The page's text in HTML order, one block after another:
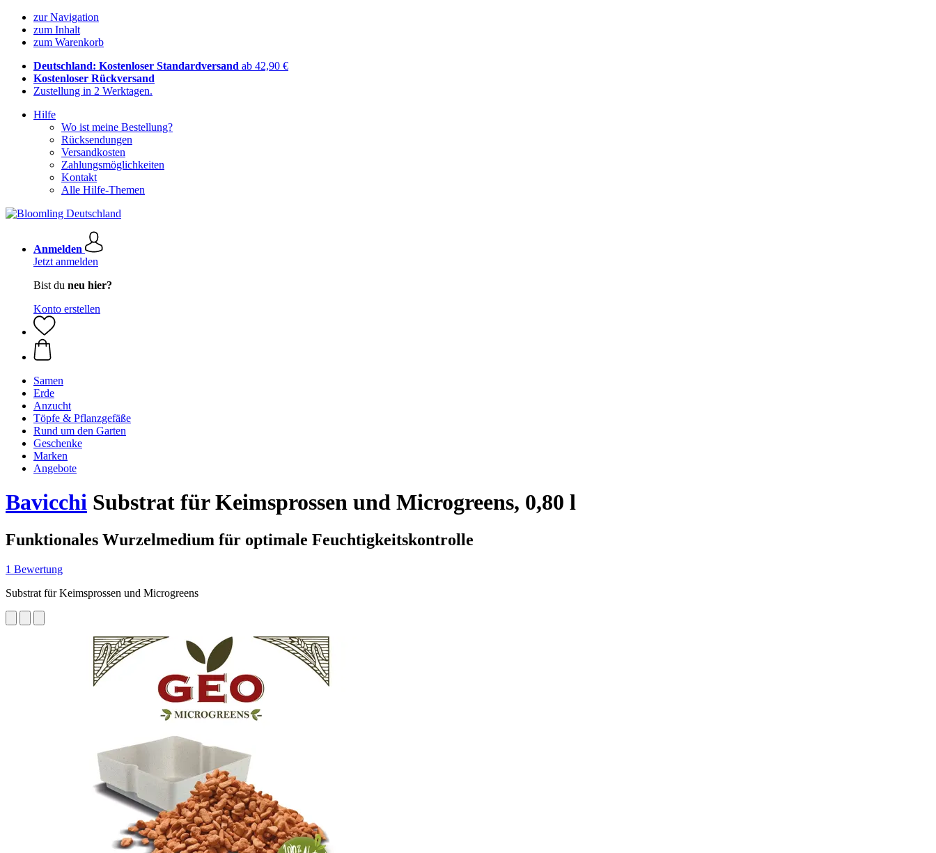
zur Navigation
zum Inhalt
zum Warenkorb
Deutschland: Kostenloser Standardversand ab 42,90 €
Kostenloser Rückversand
Zustellung in 2 Werktagen.
Hilfe
Wo ist meine Bestellung?
Rücksendungen
Versandkosten
Zahlungsmöglichkeiten
Kontakt
Alle Hilfe-Themen
Anmelden
Jetzt anmelden
Bist du neu hier?
Konto erstellen
Samen
Erde
Anzucht
Töpfe & Pflanzgefäße
Rund um den Garten
Geschenke
Marken
Angebote
Bavicchi Substrat für Keimsprossen und Microgreens, 0,80 l
Funktionales Wurzelmedium für optimale Feuchtigkeitskontrolle
1 Bewertung
Substrat für Keimsprossen und Microgreens